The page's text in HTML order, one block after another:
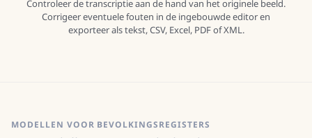
Controleer de transcriptie aan de hand van het originele beeld.
Corrigeer eventuele fouten in de ingebouwde editor en
exporteer als tekst, CSV, Excel, PDF of XML.
MODELLEN VOOR BEVOLKINGSREGISTERS